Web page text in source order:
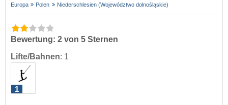
Europa Polen Niederschlesien (Województwo dolnośląskie)
Bewertung: 2 von 5 Sternen
Lifte/Bahnen: 1
1